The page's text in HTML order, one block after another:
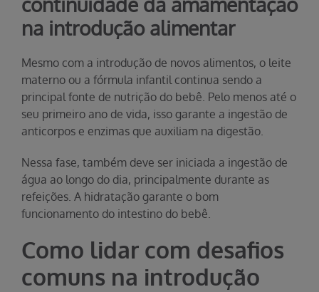
na introdução alimentar
Mesmo com a introdução de novos alimentos, o leite
materno ou a fórmula infantil continua sendo a
principal fonte de nutrição do bebê. Pelo menos até o
seu primeiro ano de vida, isso garante a ingestão de
anticorpos e enzimas que auxiliam na digestão.
Nessa fase, também deve ser iniciada a ingestão de
água ao longo do dia, principalmente durante as
refeições. A hidratação garante o bom
funcionamento do intestino do bebê.
Como lidar com desafios
comuns na introdução